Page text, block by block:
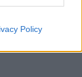
Policy